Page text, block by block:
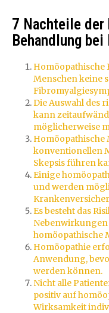
7 Nachteile der
Behandlung
Homöopathische
Menschen keine
Die Auswahl des
kann
möglicherweise
Homöopathische
konventionellen
Skepsis führen
Einige
und werden
Es besteht das
homöopathische
Homöopathie
Anwendung,
werden können.
Nicht alle
positiv auf
Wirksamkeit